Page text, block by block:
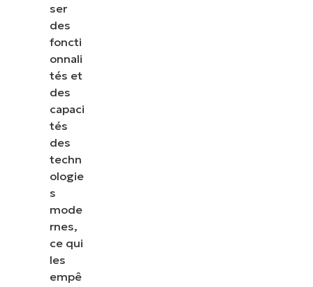
ser
des
foncti
onnali
tés et
des
capaci
tés
des
techn
ologie
s
mode
rnes,
ce qui
les
empê